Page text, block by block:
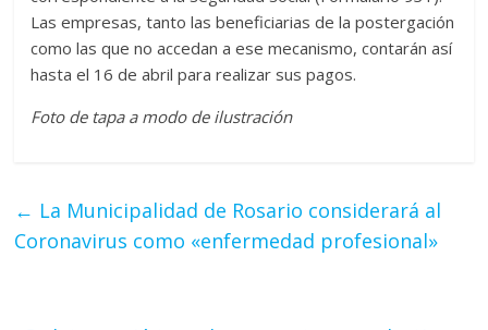
Las empresas, tanto las beneficiarias de la postergación
como las que no accedan a ese mecanismo, contarán así
hasta el 16 de abril para realizar sus pagos.
Foto de tapa a modo de ilustración
← La Municipalidad de Rosario considerará al
Coronavirus como «enfermedad profesional»